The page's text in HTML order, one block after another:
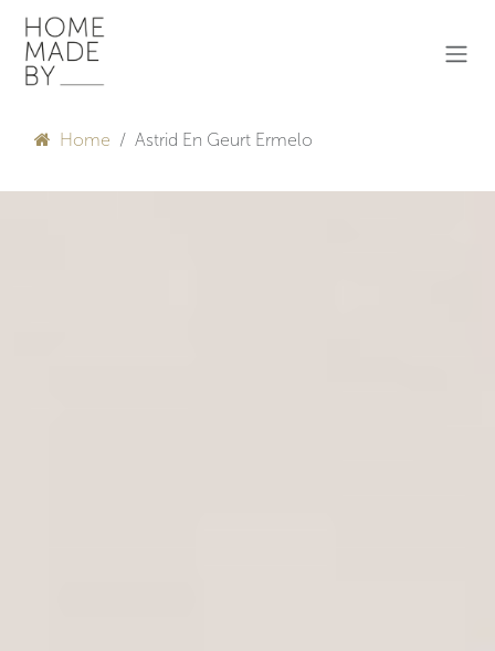
Overslaan naar inhoud
Home Astrid En Geurt Ermelo